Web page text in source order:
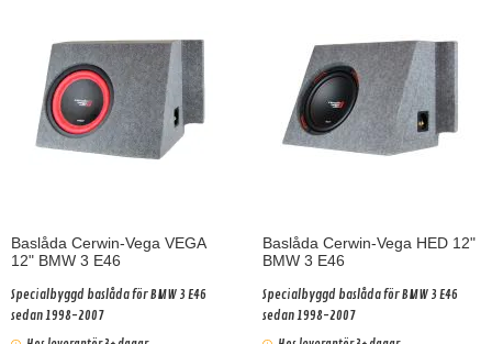
Baslåda Cerwin-Vega VEGA
12" BMW 3 E46
Specialbyggd baslåda för BMW 3 E46
sedan 1998-2007
Baslåda Cerwin-Vega HED 12"
BMW 3 E46
Specialbyggd baslåda för BMW 3 E46
sedan 1998-2007